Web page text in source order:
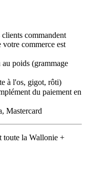
commandent
commerce est
poids (grammage
à l'os, gigot, rôti)
du paiement en
Mastercard
toute la Wallonie +